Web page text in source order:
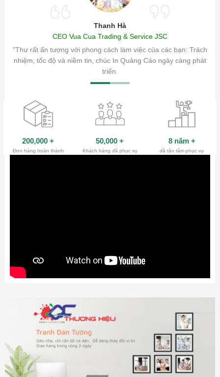
Thanh Hà
CEO Vua Cua Trading & Service JSC
"Thư rất ấn tượng với phong cách làm việc của các bạn: Trách
nhiệm, tốc độ và niềm tin, chúc In Quảng Cáo ngày càng phát
triển.
sóc
200,000 +
Đơn hàng hoàn thành
50,000 +
Khách hàng đã phục vụ
8 năm +
đã tận tâm phục vụ